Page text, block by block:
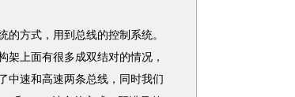
方式，用到总线的控制系统。
架上面有很多成双结对的情况，
中速和高速两条总线，同时我们